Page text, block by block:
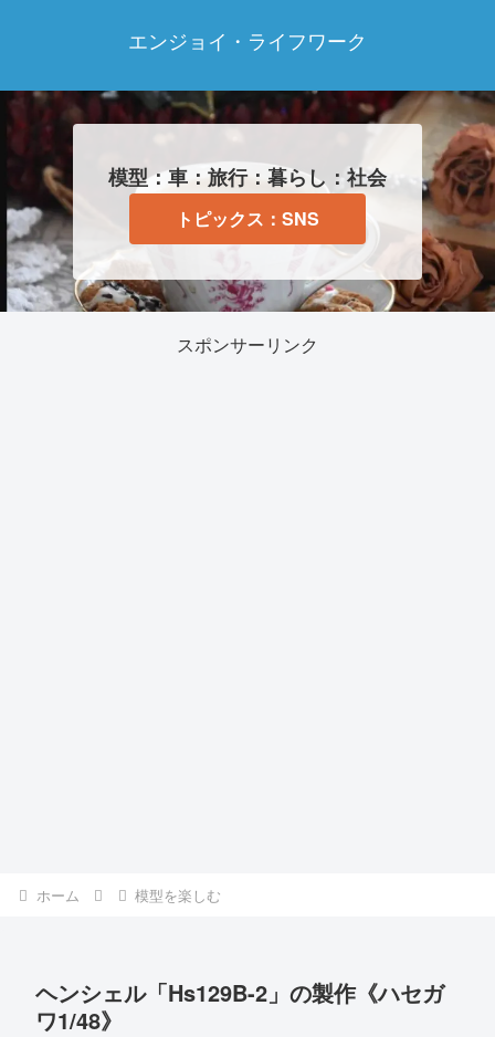
エンジョイ・ライフワーク
模型：車：旅行：暮らし：社会
トピックス：SNS
スポンサーリンク
ホーム 模型を楽しむ
ヘンシェル「Hs129B-2」の製作《ハセガ
ワ1/48》